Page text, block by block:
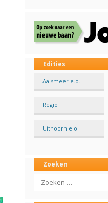
Edities
Aalsmeer e.o.
Regio
Uithoorn e.o.
Zoeken
Search